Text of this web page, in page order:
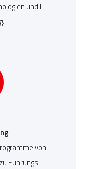
und IT-
von
Führungs-